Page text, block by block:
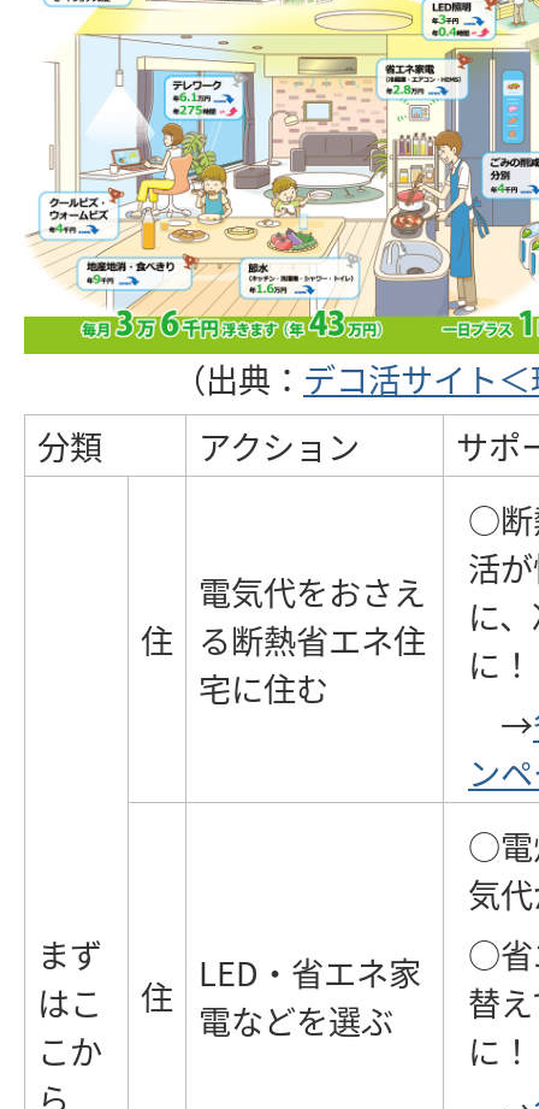
（出典： デコ活サイト
分類
アクション サポ
まず
はこ
こか
ら
住
電気代をおさえ
る断熱省エネ住
宅に住む
○断
活
に
に！
→
ン
住 LED・省エネ家
電などを選ぶ
○電
気
○省
替
に！